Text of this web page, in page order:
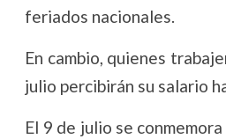
feriados nacionales.
En cambio, quienes
julio percibirán su salario
El 9 de julio se